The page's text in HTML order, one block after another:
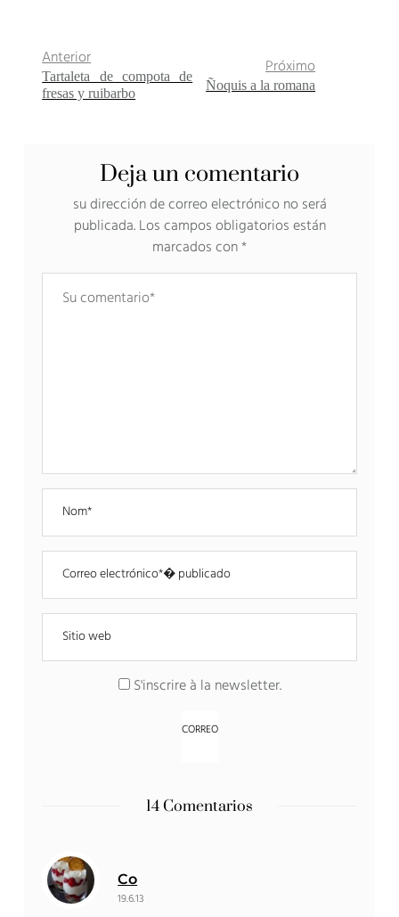
Anterior
Tartaleta de compota de
fresas y ruibarbo
Próximo
Ñoquis a la romana
Deja un comentario
su dirección de correo electrónico no será
publicada. Los campos obligatorios están
marcados con*
S'inscrire à la newsletter.
14 Comentarios
Co
19.6.13